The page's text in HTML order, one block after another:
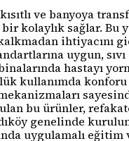
ve banyoya
kolaylık sağlar. Bu
ihtiyacını
uygun,
binalarında hastayı
kullanımda
bu ürünler,
genelinde
uygulamalı eğitim